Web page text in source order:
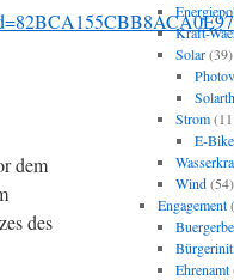
dem
des
Kraft-
Solar(39)
Strom
E-Bike
Wind(54)
Engagement
Ehrenamt